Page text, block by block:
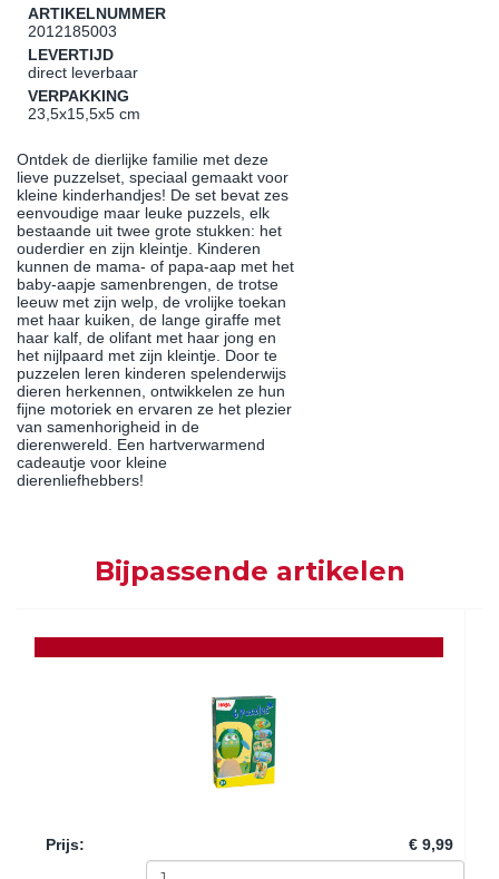
ARTIKELNUMMER
2012185003
LEVERTIJD
direct leverbaar
VERPAKKING
23,5x15,5x5 cm
Ontdek de dierlijke familie met deze
lieve puzzelset, speciaal gemaakt voor
kleine kinderhandjes! De set bevat zes
eenvoudige maar leuke puzzels, elk
bestaande uit twee grote stukken: het
ouderdier en zijn kleintje. Kinderen
kunnen de mama- of papa-aap met het
baby-aapje samenbrengen, de trotse
leeuw met zijn welp, de vrolijke toekan
met haar kuiken, de lange giraffe met
haar kalf, de olifant met haar jong en
het nijlpaard met zijn kleintje. Door te
puzzelen leren kinderen spelenderwijs
dieren herkennen, ontwikkelen ze hun
fijne motoriek en ervaren ze het plezier
van samenhorigheid in de
dierenwereld. Een hartverwarmend
cadeautje voor kleine
dierenliefhebbers!
Bijpassende artikelen
Prijs: € 9,99